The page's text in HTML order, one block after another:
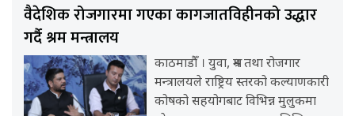
वैदेशिक रोजगारमा गएका कागजातविहीनको उद्धार
गर्दै श्रम मन्त्रालय
काठमाडौँ । युवा, श्रम तथा रोजगार
मन्त्रालयले राष्ट्रिय स्तरको कल्याणकारी
कोषको सहयोगबाट विभिन्न मुलुकमा